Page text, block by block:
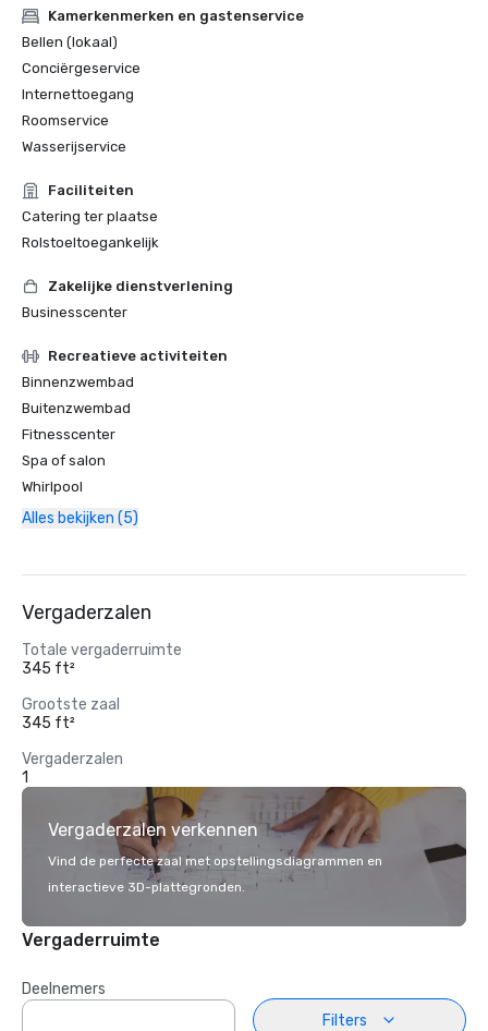
Kamerkenmerken en gastenservice
Bellen (lokaal)
Conciërgeservice
Internettoegang
Roomservice
Wasserijservice
Faciliteiten
Catering ter plaatse
Rolstoeltoegankelijk
Zakelijke dienstverlening
Businesscenter
Recreatieve activiteiten
Binnenzwembad
Buitenzwembad
Fitnesscenter
Spa of salon
Whirlpool
Alles bekijken (5)
Vergaderzalen
Totale vergaderruimte
345 ft²
Grootste zaal
345 ft²
Vergaderzalen
1
Vergaderzalen verkennen
Vind de perfecte zaal met opstellingsdiagrammen en
interactieve 3D-plattegronden.
Vergaderruimte
Deelnemers
Filters